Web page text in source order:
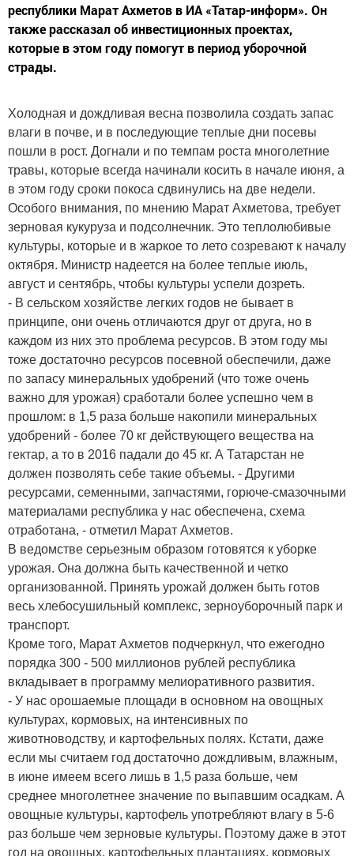
республики Марат Ахметов в ИА «Татар-информ». Он
также рассказал об инвестиционных проектах,
которые в этом году помогут в период уборочной
страды.
Холодная и дождливая весна позволила создать запас
влаги в почве, и в последующие теплые дни посевы
пошли в рост. Догнали и по темпам роста многолетние
травы, которые всегда начинали косить в начале июня, а
в этом году сроки покоса сдвинулись на две недели.
Особого внимания, по мнению Марат Ахметова, требует
зерновая кукуруза и подсолнечник. Это теплолюбивые
культуры, которые и в жаркое то лето созревают к началу
октября. Министр надеется на более теплые июль,
август и сентябрь, чтобы культуры успели дозреть.
- В сельском хозяйстве легких годов не бывает в
принципе, они очень отличаются друг от друга, но в
каждом из них это проблема ресурсов. В этом году мы
тоже достаточно ресурсов посевной обеспечили, даже
по запасу минеральных удобрений (что тоже очень
важно для урожая) сработали более успешно чем в
прошлом: в 1,5 раза больше накопили минеральных
удобрений - более 70 кг действующего вещества на
гектар, а то в 2016 падали до 45 кг. А Татарстан не
должен позволять себе такие объемы. - Другими
ресурсами, семенными, запчастями, горюче-смазочными
материалами республика у нас обеспечена, схема
отработана, - отметил Марат Ахметов.
В ведомстве серьезным образом готовятся к уборке
урожая. Она должна быть качественной и четко
организованной. Принять урожай должен быть готов
весь хлебосушильный комплекс, зерноуборочный парк и
транспорт.
Кроме того, Марат Ахметов подчеркнул, что ежегодно
порядка 300 - 500 миллионов рублей республика
вкладывает в программу мелиоративного развития.
- У нас орошаемые площади в основном на овощных
культурах, кормовых, на интенсивных по
животноводству, и картофельных полях. Кстати, даже
если мы считаем год достаточно дождливым, влажным,
в июне имеем всего лишь в 1,5 раза больше, чем
среднее многолетнее значение по выпавшим осадкам. А
овощные культуры, картофель употребляют влагу в 5-6
раз больше чем зерновые культуры. Поэтому даже в этот
год на овощных, картофельных плантациях, кормовых